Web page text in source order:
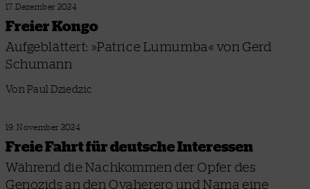
17. Dezember 2024
Freier Kongo
Aufgeblättert: »Patrice Lumumba« von Gerd
Schumann
Von Paul Dziedzic
19. November 2024
Freie Fahrt für deutsche Interessen
Während die Nachkommen der Opfer des
Genozids an den Ovaherero und Nama eine